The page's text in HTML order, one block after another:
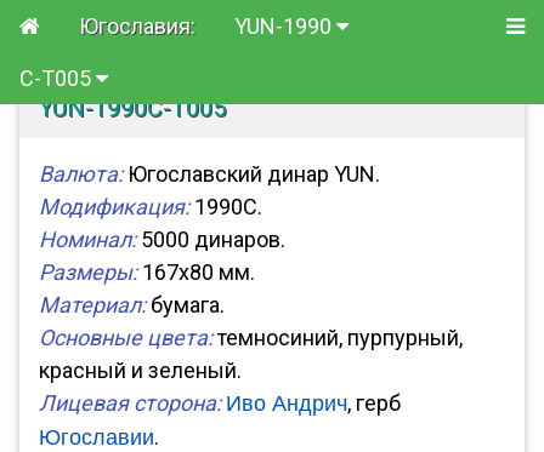
Югославия: YUN-1990
C-T005
YUN-1990C-T005
Валюта:Югославский динар YUN.
Модификация:1990C.
Номинал:5000 динаров.
Размеры:167x80 мм.
Материал:бумага.
Основные цвета:темносиний, пурпурный,
красный и зеленый.
Лицевая сторона: Иво Андрич, герб
Югославии.